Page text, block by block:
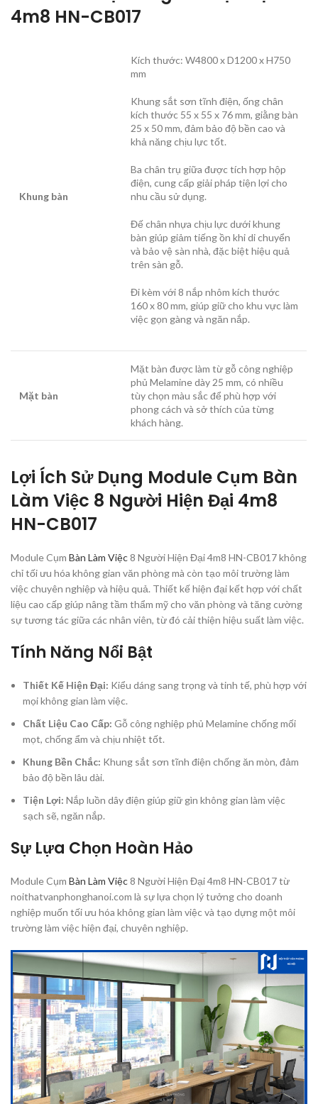
4m8 HN-CB017
Khung bàn
Kích thước: W4800 x D1200 x H750
mm
Khung sắt sơn tĩnh điện, ống chân
kích thước 55 x 55 x 76 mm, giằng bàn
25 x 50 mm, đảm bảo độ bền cao và
khả năng chịu lực tốt.
Ba chân trụ giữa được tích hợp hộp
điện, cung cấp giải pháp tiện lợi cho
nhu cầu sử dụng.
Đế chân nhựa chịu lực dưới khung
bàn giúp giảm tiếng ồn khi di chuyển
và bảo vệ sàn nhà, đặc biệt hiệu quả
trên sàn gỗ.
Đi kèm với 8 nắp nhôm kích thước
160 x 80 mm, giúp giữ cho khu vực làm
việc gọn gàng và ngăn nắp.
Mặt bàn
Mặt bàn được làm từ gỗ công nghiệp
phủ Melamine dày 25 mm, có nhiều
tùy chọn màu sắc để phù hợp với
phong cách và sở thích của từng
khách hàng.
Lợi Ích Sử Dụng Module Cụm Bàn
Làm Việc 8 Người Hiện Đại 4m8
HN-CB017
Module CụmBàn Làm Việc8 Người Hiện Đại 4m8 HN-CB017 không
chỉ tối ưu hóa không gian văn phòng mà còn tạo môi trường làm
việc chuyên nghiệp và hiệu quả. Thiết kế hiện đại kết hợp với chất
liệu cao cấp giúp nâng tầm thẩm mỹ cho văn phòng và tăng cường
sự tương tác giữa các nhân viên, từ đó cải thiện hiệu suất làm việc.
Tính Năng Nổi Bật
Thiết Kế Hiện Đại: Kiểu dáng sang trọng và tinh tế, phù hợp với
mọi không gian làm việc.
Chất Liệu Cao Cấp: Gỗ công nghiệp phủ Melamine chống mối
mọt, chống ẩm và chịu nhiệt tốt.
Khung Bền Chắc: Khung sắt sơn tĩnh điện chống ăn mòn, đảm
bảo độ bền lâu dài.
Tiện Lợi: Nắp luồn dây điện giúp giữ gìn không gian làm việc
sạch sẽ, ngăn nắp.
Sự Lựa Chọn Hoàn Hảo
Module CụmBàn Làm Việc8 Người Hiện Đại 4m8 HN-CB017 từ
noithatvanphonghanoi.com là sự lựa chọn lý tưởng cho doanh
nghiệp muốn tối ưu hóa không gian làm việc và tạo dựng một môi
trường làm việc hiện đại, chuyên nghiệp.